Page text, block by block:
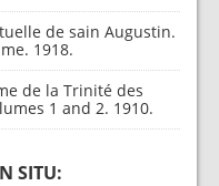
de sain Augustin.
1918.
de la Trinité des
1 and 2. 1910.
SITU: